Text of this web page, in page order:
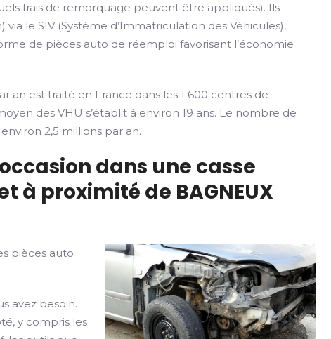
frais de remorquage peuvent être appliqués). Ils
le SIV (Système d’Immatriculation des Véhicules),
de pièces auto de réemploi favorisant l’économie
an est traité en France dans les 1 600 centres de
des VHU s’établit à environ 19 ans. Le nombre de
2,5 millions par an.
dans une casse
proximité de BAGNEUX
pièces auto
avez besoin.
y compris les